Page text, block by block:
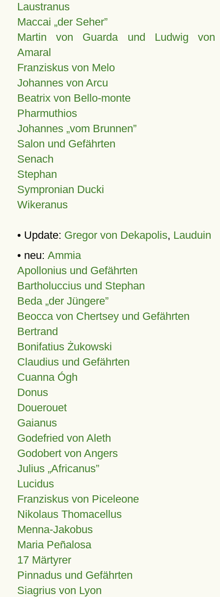
Laustranus
Maccai „der Seher”
Martin von Guarda und Ludwig von
Amaral
Franziskus von Melo
Johannes von Arcu
Beatrix von Bello-monte
Pharmuthios
Johannes vom Brunnen
Salon und Gefährten
Senach
Stephan
Sympronian Ducki
Wikeranus
• Update: Gregor von Dekapolis, Lauduin
• neu: Ammia
Apollonius und Gefährten
Bartholuccius und Stephan
Beda „der Jüngere”
Beocca von Chertsey und Gefährten
Bertrand
Bonifatius Żukowski
Claudius und Gefährten
Cuanna Ógh
Donus
Douerouet
Gaianus
Godefried von Aleth
Godobert von Angers
Julius Africanus
Lucidus
Franziskus von Piceleone
Nikolaus Thomacellus
Menna-Jakobus
Maria Peñalosa
17 Märtyrer
Pinnadus und Gefährten
Siagrius von Lyon